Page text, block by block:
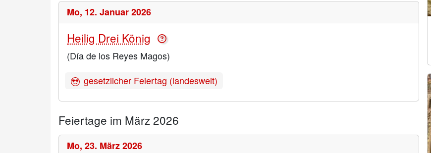
Mo, 12. Januar 2026
Heilig Drei König
(Día de los Reyes Magos)
gesetzlicher Feiertag (landesweit)
Feiertage im März 2026
Mo, 23. März 2026